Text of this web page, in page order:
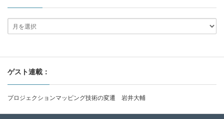
ゲスト連載：
プロジェクションマッピング技術の変遷 岩井大輔